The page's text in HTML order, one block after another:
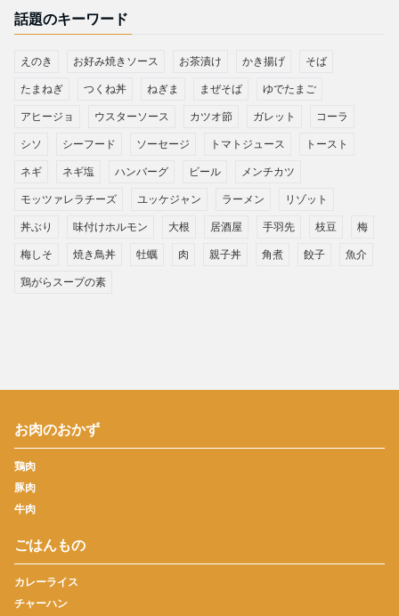
話題のキーワード
えのき お好み焼きソース お茶漬け かき揚げ そば
たまねぎ つくね丼 ねぎま まぜそば ゆでたまご
アヒージョ ウスターソース カツオ節 ガレット コーラ
シソ シーフード ソーセージ トマトジュース トースト
ネギ ネギ塩 ハンバーグ ビール メンチカツ
モッツァレラチーズ ユッケジャン ラーメン リゾット
丼ぶり 味付けホルモン 大根 居酒屋 手羽先 枝豆 梅
梅しそ 焼き鳥丼 牡蠣 肉 親子丼 角煮 餃子 魚介
鶏がらスープの素
お肉のおかず
鶏肉
豚肉
牛肉
ごはんもの
カレーライス
チャーハン